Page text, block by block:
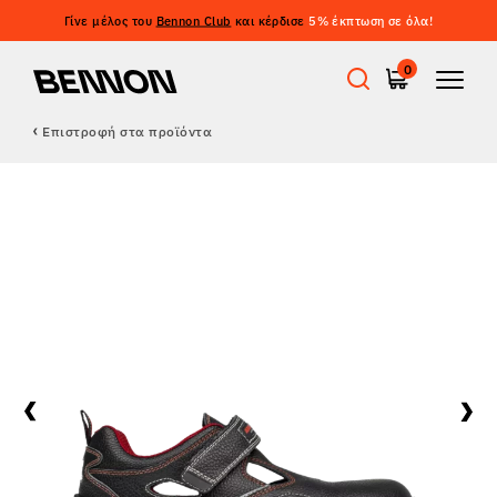
Γίνε μέλος του Bennon Club και κέρδισε 5% έκπτωση σε όλα!
0
Outdoor
Casual παπούτσια
Επιστροφή στα προϊόντα